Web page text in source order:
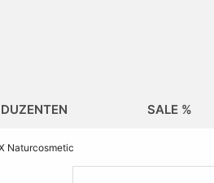
SALE %
Naturcosmetic